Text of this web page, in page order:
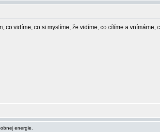
co vidíme, co si myslíme, že vidíme, co cítíme a vnímáme,
energie.